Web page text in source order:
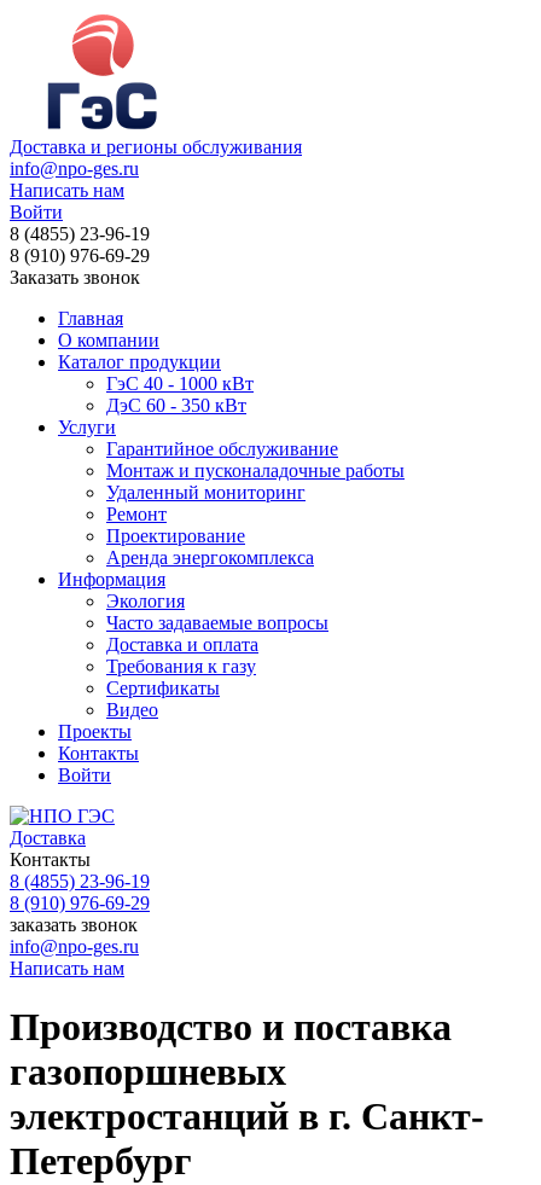
Доставка и регионы обслуживания
info@npo-ges.ru
Написать нам
Войти
8 (4855) 23-96-19
8 (910) 976-69-29
Заказать звонок
Главная
О компании
Каталог продукции
ГэС 40 - 1000 кВт
ДэС 60 - 350 кВт
Услуги
Гарантийное обслуживание
Монтаж и пусконаладочные работы
Удаленный мониторинг
Ремонт
Проектирование
Аренда энергокомплекса
Информация
Экология
Часто задаваемые вопросы
Доставка и оплата
Требования к газу
Сертификаты
Видео
Проекты
Контакты
Войти
Доставка
Контакты
8 (4855) 23-96-19
8 (910) 976-69-29
заказать звонок
info@npo-ges.ru
Написать нам
Производство и поставка
газопоршневых
электростанций в г. Санкт-
Петербург